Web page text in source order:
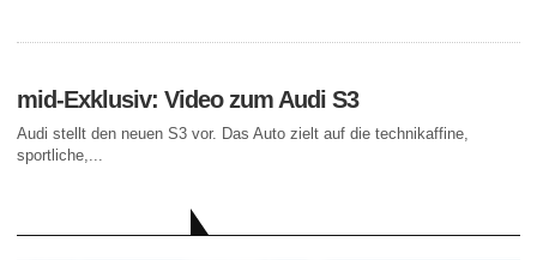
mid-Exklusiv: Video zum Audi S3
Audi stellt den neuen S3 vor. Das Auto zielt auf die technikaffine,
sportliche,...